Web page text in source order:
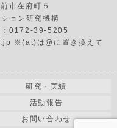
市在府町５
ョン研究機構
0172-39-5205
※(at)は@に置き換えて
研究・実績
活動報告
お問い合わせ